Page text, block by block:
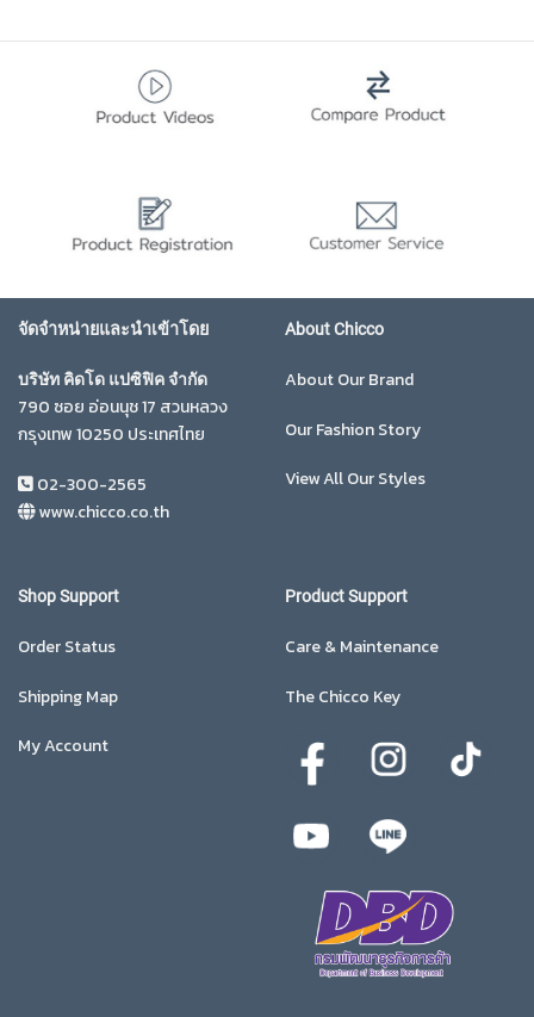
จัดจำหน่ายและนำเข้าโดย
บริษัท คิดโด แปซิฟิค จำกัด
790 ซอย อ่อนนุช 17 สวนหลวง
กรุงเทพ 10250 ประเทศไทย
02-300-2565
www.chicco.co.th
About Chicco
About Our Brand
Our Fashion Story
View All Our Styles
Shop Support
Order Status
Shipping Map
My Account
Product Support
Care & Maintenance
The Chicco Key